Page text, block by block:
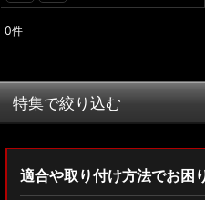
並び順:
0件
特集で絞り込む
ZN8 GR86
適合や取り付け方法でお困